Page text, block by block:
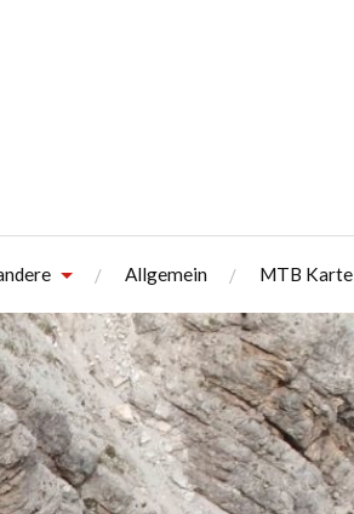
Allgemein MTB Karte